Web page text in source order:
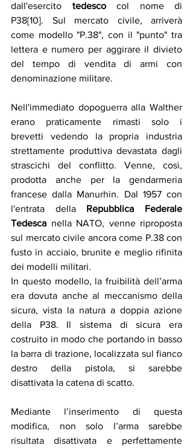
dall'esercito tedesco col nome di
P38[10]. Sul mercato civile, arriverà
come modello "P.38", con il "punto" tra
lettera e numero per aggirare il divieto
del tempo di vendita di armi con
denominazione militare.
Nell'immediato dopoguerra alla Walther
erano praticamente rimasti solo i
brevetti vedendo la propria industria
strettamente produttiva devastata dagli
strascichi del conflitto. Venne, così,
prodotta anche per la gendarmeria
francese dalla Manurhin. Dal 1957 con
l'entrata della Repubblica Federale
Tedesca nella NATO, venne riproposta
sul mercato civile ancora come P.38 con
fusto in acciaio, brunite e meglio rifinita
dei modelli militari.
In questo modello, la fruibilità dell’arma
era dovuta anche al meccanismo della
sicura, vista la natura a doppia azione
della P38. Il sistema di sicura era
costruito in modo che portando in basso
la barra di trazione, localizzata sul fianco
destro della pistola, si sarebbe
disattivata la catena di scatto.
Mediante l’inserimento di questa
modifica, non solo l’arma sarebbe
risultata disattivata e perfettamente